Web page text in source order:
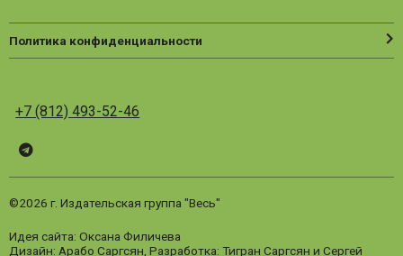
Политика конфиденциальности
+7 (812) 493-52-46
Telegram
©2026 г. Издательская группа "Весь"
Идея сайта: Оксана Филичева
Дизайн: Арабо Саргсян , Разработка: Тигран Саргсян и Сергей